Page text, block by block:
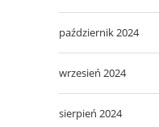
październik 2024
wrzesień 2024
sierpień 2024